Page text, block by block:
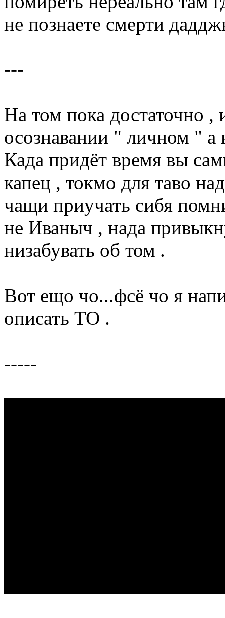
не познаете смерти
---
На том пока достаточно ,
осознавании " личном "
Када придёт время вы
капец , токмо для таво
чащи приучать сибя
не Иваныч , нада
низабувать об том .
Вот ещо чо...фсё чо я
описать ТО .
-----